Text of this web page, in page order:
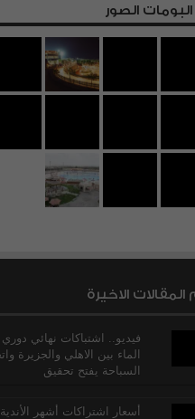
الصور
الاخيرة
فيديو.. اشتباكات نهائي
الماء بين الاهلي والجزيرة
السباحة يفتح تحقيق
أسعار اشتراكات أشهر